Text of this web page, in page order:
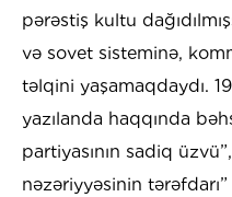
pərəstiş kultu
və sovet sisteminə,
təlqini yaşamaqdaydı.
yazılanda haqqında
partiyasının sadiq
nəzəriyyəsinin